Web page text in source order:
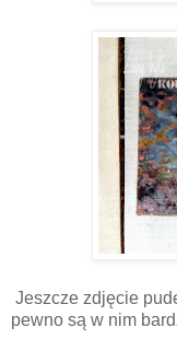
Jeszcze zdjęcie
pewno są w nim